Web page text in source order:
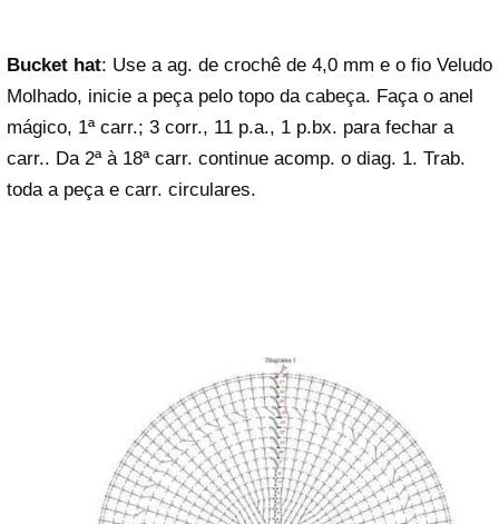
Bucket hat: Use a ag. de crochê de 4,0 mm e o fio Veludo
Molhado, inicie a peça pelo topo da cabeça. Faça o anel
mágico, 1ª carr.; 3 corr., 11 p.a., 1 p.bx. para fechar a
carr.. Da 2ª à 18ª carr. continue acomp. o diag. 1. Trab.
toda a peça e carr. circulares.